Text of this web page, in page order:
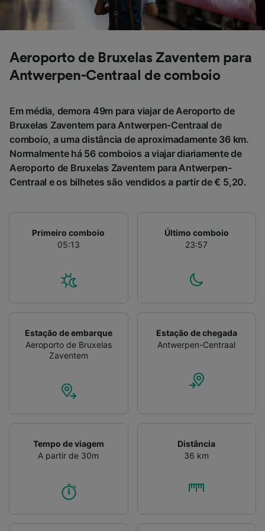
Aeroporto de Bruxelas Zaventem para
Antwerpen-Centraal de comboio
Em média, demora 49m para viajar de Aeroporto de
Bruxelas Zaventem para Antwerpen-Centraal de
comboio, a uma distância de aproximadamente 36 km.
Normalmente há 56 comboios a viajar diariamente de
Aeroporto de Bruxelas Zaventem para Antwerpen-
Centraal e os bilhetes são vendidos a partir de € 5,20.
Primeiro comboio
05:13
Último comboio
23:57
Estação de embarque
Aeroporto de Bruxelas
Zaventem
Estação de chegada
Antwerpen-Centraal
Tempo de viagem
A partir de 30m
Distância
36 km
dispositivo para identificação. Armazenar e/ou
acessar informações em um dispositivo.
de público e desenvolvimento de serviços..
Lista de parceiros (fornecedores)